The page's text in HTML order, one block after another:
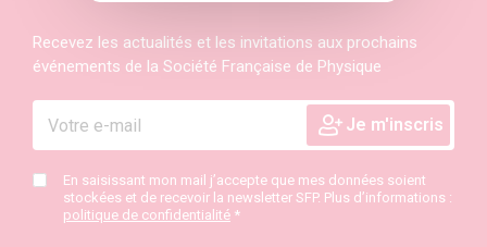
Recevez les actualités et les invitations aux prochains
événements de la Société Française de Physique
En saisissant mon mail j’accepte que mes données soient
stockées et de recevoir la newsletter SFP. Plus d’informations :
politique de confidentialité *